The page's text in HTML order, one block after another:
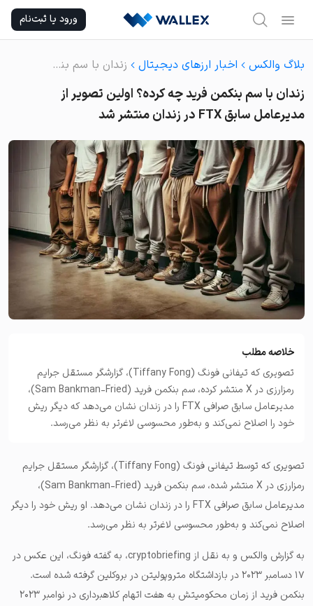
content
ورود یا ثبت‌نام
بلاگ والکس اخبار ارزهای دیجیتال زندان با سم بنکمن فرید چه کرده؟ اولین تصویر از مدیرعامل سابق FTX در زندان منتشر شد
زندان با سم بنکمن فرید چه کرده؟ اولین تصویر از
مدیرعامل سابق FTX در زندان منتشر شد
خلاصه مطلب
تصویری که تیفانی فونگ (Tiffany Fong)، گزارشگر مستقل جرایم
رمزارزی در X منتشر کرده، سم بنکمن فرید (Sam Bankman-Fried)،
مدیرعامل سابق صرافی FTX را در زندان نشان می‌دهد که دیگر ریش
خود را اصلاح نمی‌کند و به‌طور محسوسی لاغرتر به نظر می‌رسد.
تصویری که توسط تیفانی فونگ (Tiffany Fong)، گزارشگر مستقل جرایم
رمزارزی در X منتشر شده، سم بنکمن فرید (Sam Bankman-Fried)،
مدیرعامل سابق صرافی FTX را در زندان نشان می‌دهد. او ریش خود را دیگر
اصلاح نمی‌کند و به‌طور محسوسی لاغرتر به نظر می‌رسد.
به گزارش والکس و به نقل از cryptobriefing، به گفته فونگ، این عکس در
۱۷ دسامبر ۲۰۲۳ در بازداشتگاه متروپولیتن در بروکلین گرفته شده است.
بنکمن فرید از زمان محکومیتش به هفت اتهام کلاهبرداری در نوامبر ۲۰۲۳